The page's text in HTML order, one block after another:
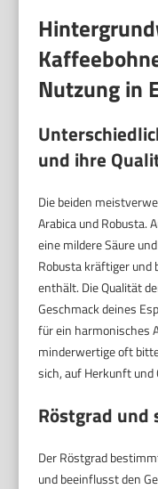
Nutzung in
und ihre
Die beiden
Arabica und Robusta.
eine mildere Säure
Robusta kräftiger
enthält. Die Qualität
Geschmack deines
für ein harmonisches
minderwertige oft
sich, auf Herkunft und
Röstgrad und
Der Röstgrad
und beeinflusst den